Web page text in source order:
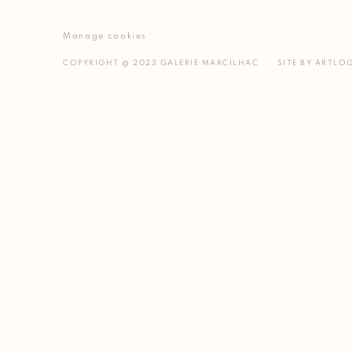
Manage cookies
COPYRIGHT @ 2023 GALERIE MARCILHAC SITE BY